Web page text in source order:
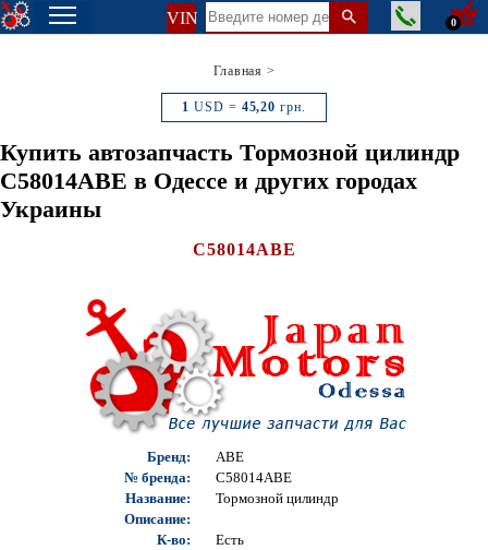
VIN 0
Главная >
1 USD = 45,20 грн.
Купить автозапчасть Тормозной цилиндр
C58014ABE в Одессе и других городах
Украины
C58014ABE
Бренд:
ABE
№ бренда:
C58014ABE
Название:
Тормозной цилиндр
Описание:
К-во:
Есть